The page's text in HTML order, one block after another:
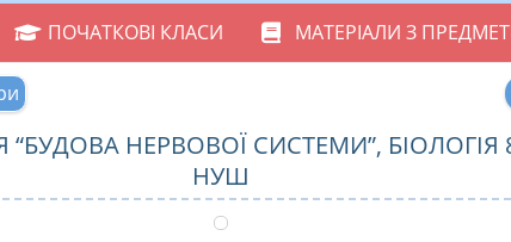
ПОЧАТКОВІ КЛАСИ МАТЕРІАЛИ З
“БУДОВА НЕРВОВОЇ СИСТЕМИ”, БІОЛОГІЯ
НУШ